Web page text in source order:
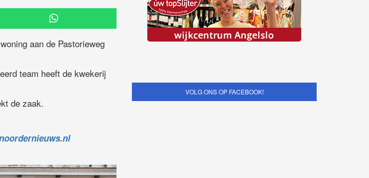
aan de Pastorieweg
team heeft de kwekerij
de zaak.
VOLG ONS OP FACEBOOK!